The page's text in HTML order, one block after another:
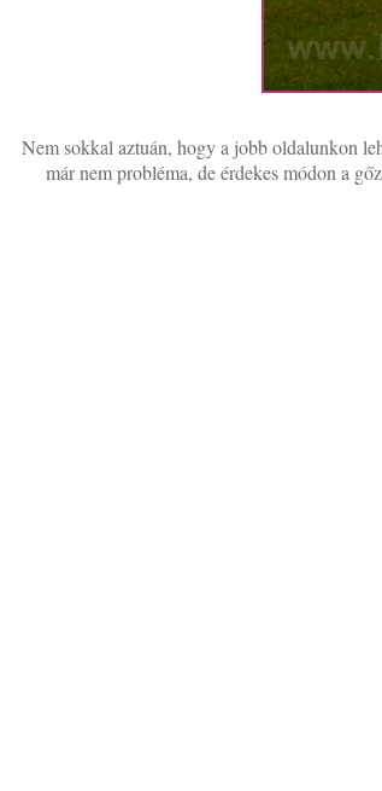
Nem sokkal aztuán, hogy a jobb oldalunkon
már nem probléma, de érdekes módon a